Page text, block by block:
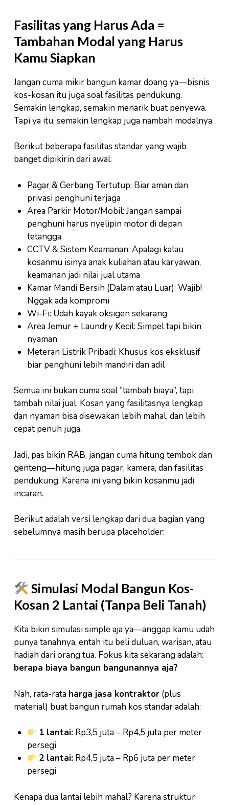
Fasilitas yang Harus Ada =
Tambahan Modal yang Harus
Kamu Siapkan
Jangan cuma mikir bangun kamar doang ya—bisnis
kos-kosan itu juga soal fasilitas pendukung.
Semakin lengkap, semakin menarik buat penyewa.
Tapi ya itu, semakin lengkap juga nambah modalnya.
Berikut beberapa fasilitas standar yang wajib
banget dipikirin dari awal:
Pagar & Gerbang Tertutup: Biar aman dan
privasi penghuni terjaga
Area Parkir Motor/Mobil: Jangan sampai
penghuni harus nyelipin motor di depan
tetangga
CCTV & Sistem Keamanan: Apalagi kalau
kosanmu isinya anak kuliahan atau karyawan,
keamanan jadi nilai jual utama
Kamar Mandi Bersih (Dalam atau Luar): Wajib!
Nggak ada kompromi
Wi-Fi: Udah kayak oksigen sekarang
Area Jemur + Laundry Kecil: Simpel tapi bikin
nyaman
Meteran Listrik Pribadi: Khusus kos eksklusif
biar penghuni lebih mandiri dan adil
Semua ini bukan cuma soal “tambah biaya”, tapi
tambah nilai jual. Kosan yang fasilitasnya lengkap
dan nyaman bisa disewakan lebih mahal, dan lebih
cepat penuh juga.
Jadi, pas bikin RAB, jangan cuma hitung tembok dan
genteng—hitung juga pagar, kamera, dan fasilitas
pendukung. Karena ini yang bikin kosanmu jadi
incaran.
Berikut adalah versi lengkap dari dua bagian yang
sebelumnya masih berupa placeholder:
Simulasi Modal Bangun Kos-
Kosan 2 Lantai (Tanpa Beli Tanah)
Kita bikin simulasi simple aja ya—anggap kamu udah
punya tanahnya, entah itu beli duluan, warisan, atau
hadiah dari orang tua. Fokus kita sekarang adalah:
berapa biaya bangun bangunannya aja?
Nah, rata-rata harga jasa kontraktor (plus
material) buat bangun rumah kos standar adalah:
1 lantai:Rp3,5 juta – Rp4,5 juta per meter
persegi
2 lantai:Rp4,5 juta – Rp6 juta per meter
persegi
Kenapa dua lantai lebih mahal? Karena struktur